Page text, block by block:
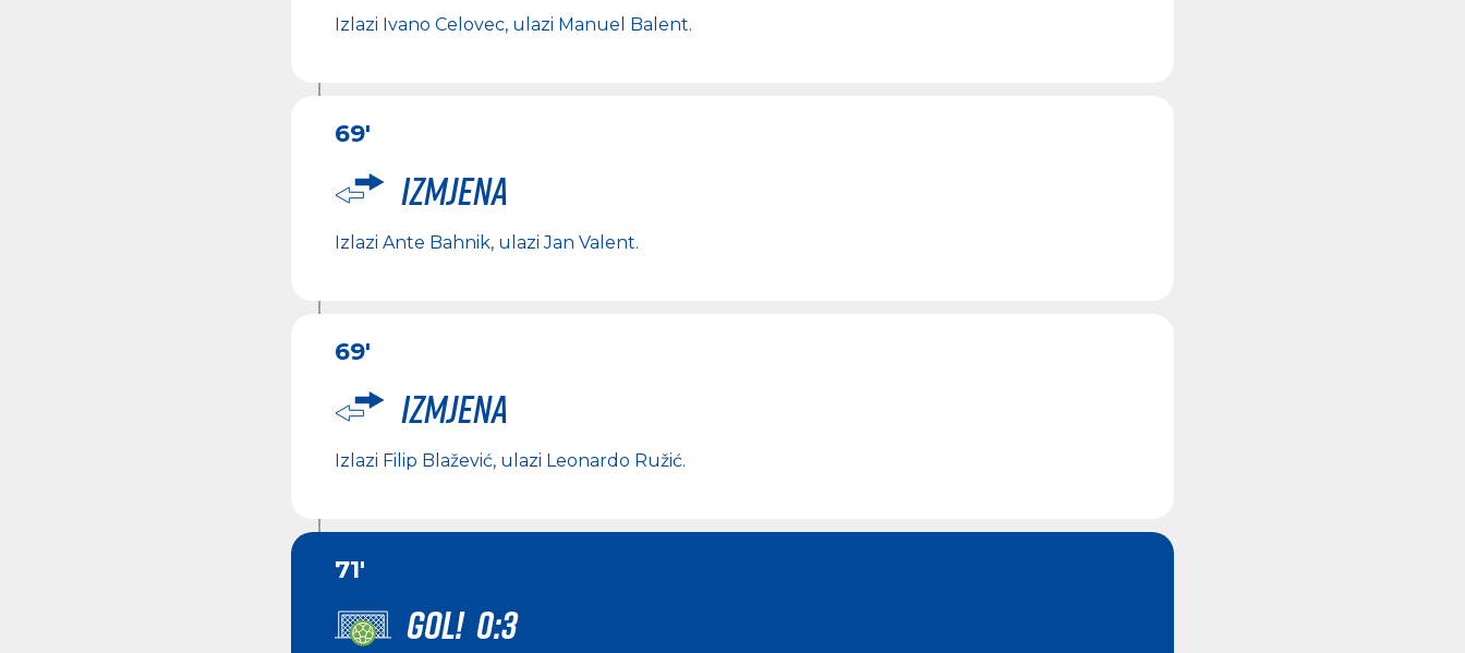
Izlazi Ivano Celovec, ulazi Manuel Balent.
69'
Izmjena
Izlazi Ante Bahnik, ulaziJan Valent.
69'
Izmjena
Izlazi Filip Blažević, ulazi Leonardo Ružić.
71'
GOL! 0:3